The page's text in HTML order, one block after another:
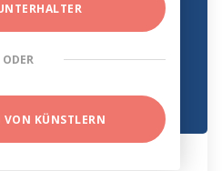
ODER
VON KÜNSTLERN